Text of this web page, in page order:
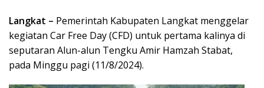
Langkat – Pemerintah Kabupaten Langkat menggelar
kegiatan Car Free Day (CFD) untuk pertama kalinya di
seputaran Alun-alun Tengku Amir Hamzah Stabat,
pada Minggu pagi (11/8/2024).